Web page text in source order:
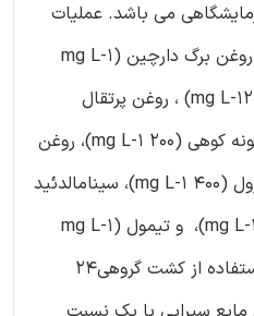
می باشد. عملیات
شامل: کنترل(فاقد افزودنی)، روغن برگ دارچین (mg L-1
400)، روغن برگ میخک ( mg L-1200) ، روغن پرتقال
شیرین(mg L-1 200)، روغن پونه کوهی (mg L-1 200)، روغن
آویشن (mg L-1 200)، کارواکرول (mg L-1 400)، سینامالدئید
(mg L-1 400)، اوژنول (mg L-1 800)، و تیمول (mg L-1
400) بودند. آزمایش ها با استفاده از کشت گروهی24